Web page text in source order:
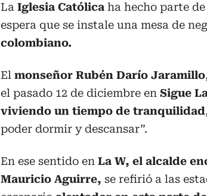
La Iglesia Católica ha hecho parte de
espera que se instale una mesa de
colombiano.
El monseñor Rubén Darío Jaramillo
el pasado 12 de diciembre en Sigue
viviendo un tiempo de tranquilidad
poder dormir y descansar”.
En ese sentido en La W, el alcalde
Mauricio Aguirre, se refirió a las